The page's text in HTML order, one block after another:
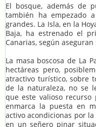
El bosque, además de
también ha empezado
grandes. La Isla, en la
Baja, ha estrenado el
Canarias, según
La masa boscosa de La
hectáreas pero,
atractivo turístico, sobre
de la naturaleza, no se
que este valioso recurso
enmarca la puesta en
activo acondicionas por
en un señero pinar